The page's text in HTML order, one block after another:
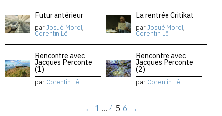
Futur antérieur
parJosué Morel,
Corentin Lê
La rentrée Critikat
parJosué Morel,
Corentin Lê
Rencontre avec
Jacques Perconte
(1)
par Corentin Lê
Rencontre avec
Jacques Perconte
(2)
par Corentin Lê
← 1 … 4 5 6 →